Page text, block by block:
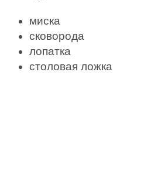
миска
сковорода
лопатка
столовая ложка